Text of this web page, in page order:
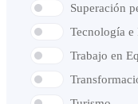
Superación
Tecnología
Trabajo en